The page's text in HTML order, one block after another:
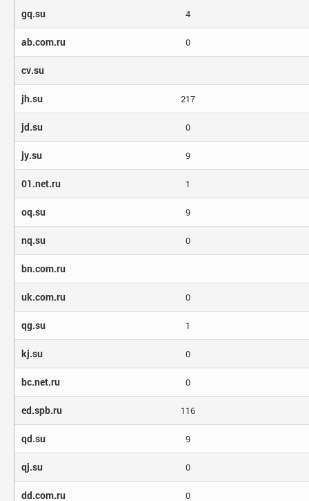
gq.su 4
ab.com.ru 0
cv.su
jh.su 217
jd.su 0
jy.su 9
01.net.ru 1
oq.su 9
nq.su 0
bn.com.ru
uk.com.ru 0
qg.su 1
kj.su 0
bc.net.ru 0
ed.spb.ru 116
qd.su 9
qj.su 0
dd.com.ru 0